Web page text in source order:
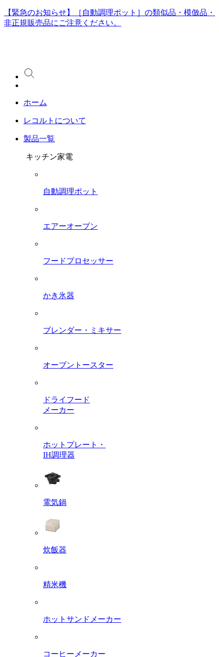
【緊急のお知らせ】［自動調理ポット］の類似品・模倣品・
非正規販売品にご注意ください。
ホーム
レコルトについて
製品一覧
キッチン家電
自動調理ポット
エアーオーブン
フードプロセッサー
かき氷器
ブレンダー・ミキサー
オーブントースター
ドライフード
メーカー
ホットプレート・
IH調理器
電気鍋
炊飯器
精米機
ホットサンドメーカー
コーヒーメーカー